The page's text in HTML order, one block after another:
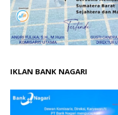
IKLAN BANK NAGARI